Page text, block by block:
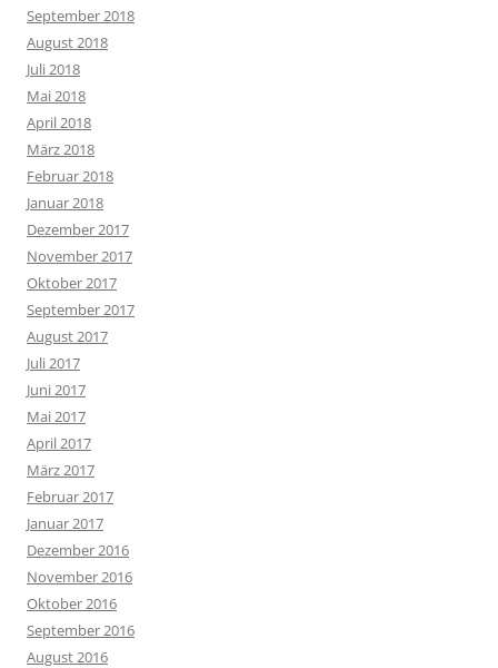
September 2018
August 2018
Juli 2018
Mai 2018
April 2018
März 2018
Februar 2018
Januar 2018
Dezember 2017
November 2017
Oktober 2017
September 2017
August 2017
Juli 2017
Juni 2017
Mai 2017
April 2017
März 2017
Februar 2017
Januar 2017
Dezember 2016
November 2016
Oktober 2016
September 2016
August 2016